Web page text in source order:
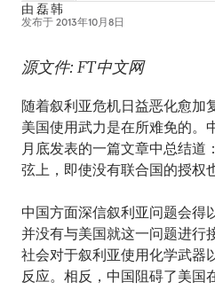
由 磊 韩
发布于 2013年10月8日
源文件: FT中文网
随着叙利亚危机日益恶化愈加
美国使用武力是在所难免的。
月底发表的一篇文章中总结道
弦上，即使没有联合国的授权
中国方面深信叙利亚问题会得
并没有与美国就这一问题进行
社会对于叙利亚使用化学武器
反应。相反，中国阻碍了美国